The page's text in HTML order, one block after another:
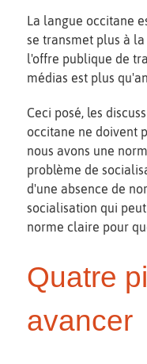
La langue occitane
se transmet plus à
l'offre publique de
médias est plus
Ceci posé, les
occitane ne doivent
nous avons une
problème de
d'une absence de
socialisation qui
norme claire pour
Quatre
avancer